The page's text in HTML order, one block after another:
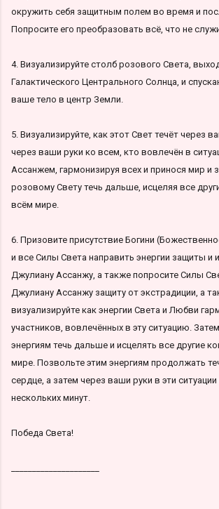
окружить себя защитным полем во время и
Попросите его преобразовать всё, что не
4. Визуализируйте столб розового Света,
Галактического Центрального Солнца, и
ваше тело в центр Земли.
5. Визуализируйте, как этот Свет течёт через
через ваши руки ко всем, кто вовлечён в
Ассанжем, гармонизируя всех и принося мир и
розовому Свету течь дальше, исцеляя все
всём мире.
6. Призовите присутствие Богини
и все Силы Света направить энергии защиты и
Джулиану Ассанжу, а также попросите Силы
Джулиану Ассанжу защиту от экстрадиции, а
визуализируйте как энергии Света и Любви
участников, вовлечённых в эту ситуацию.
энергиям течь дальше и исцелять все другие
мире. Позвольте этим энергиям продолжать
сердце, а затем через ваши руки в эти ситуации
нескольких минут.
Победа Света!